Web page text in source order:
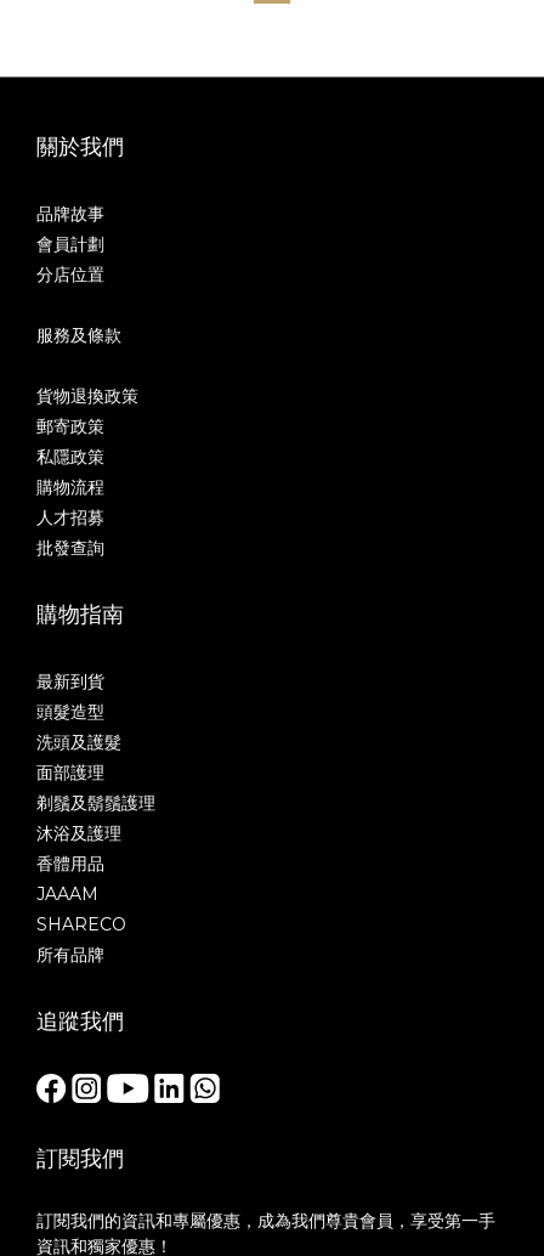
關於我們
品牌故事
會員計劃
分店位置
服務及條款
貨物退換政策
郵寄政策
私隱政策
購物流程
人才招募
批發查詢
購物指南
最新到貨
頭髮造型
洗頭及護髮
面部護理
剃鬚及鬍鬚護理
沐浴及護理
香體用品
JAAAM
SHARECO
所有品牌
追蹤我們
訂閱我們
訂閱我們的資訊和專屬優惠，成為我們尊貴會員，享受第一手
資訊和獨家優惠！